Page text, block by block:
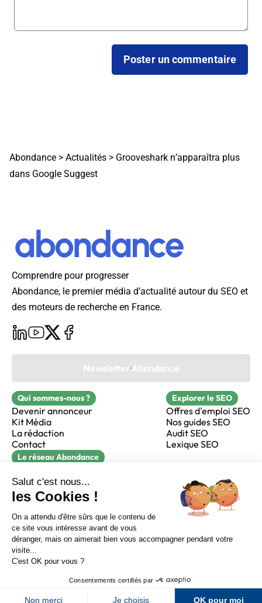
Sur LinkedIn Sur Youtube
Sur X Sur Facebook
Newsletter Abondance
Abondance > Actualités > Grooveshark n’apparaîtra plus
dans Google Suggest
Comprendre pour progresser
Abondance, le premier média d’actualité autour du SEO et
des moteurs de recherche en France.
Newsletter Abondance
Qui sommes-nous ?
Devenir annonceur
Kit Média
La rédaction
Contact
Explorer le SEO
Offres d'emploi SEO
Nos guides SEO
Audit SEO
Lexique SEO
Le réseau Abondance
Réacteur
alfie formation
CGV
Confidentialité